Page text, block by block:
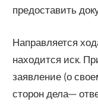
предоставить
Направляется
находится иск.
заявление (о
сторон дела—